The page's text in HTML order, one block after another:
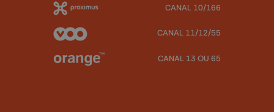
CANAL 10/166
CANAL 11/12/55
CANAL 13 OU 65